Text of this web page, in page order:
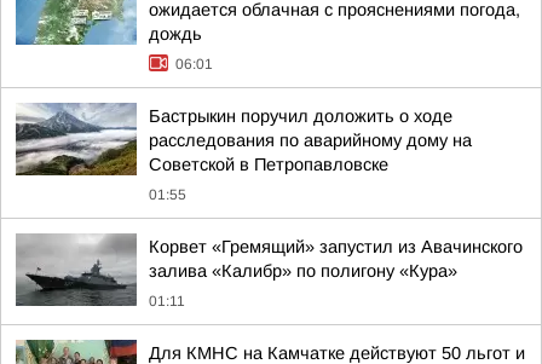
ожидается облачная с прояснениями погода,
дождь
06:01
Бастрыкин поручил доложить о ходе
расследования по аварийному дому на
Советской в Петропавловске
01:55
Корвет «Гремящий» запустил из Авачинского
залива «Калибр» по полигону «Кура»
01:11
Для КМНС на Камчатке действуют 50 льгот и